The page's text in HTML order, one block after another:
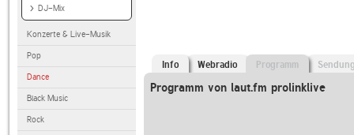
DJ-Mix
Konzerte & Live-Musik
Pop
Dance
Black Music
Rock
Info Webradio Programm
Programm von laut.fm prolinklive